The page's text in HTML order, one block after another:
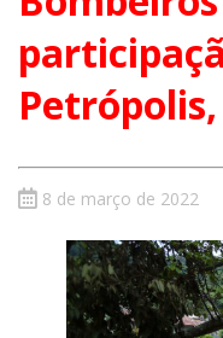
8 de março de 2022